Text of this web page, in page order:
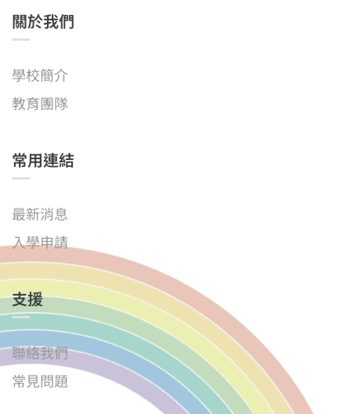
關於我們
學校簡介
教育團隊
常用連結
最新消息
入學申請
支援
聯絡我們
常見問題